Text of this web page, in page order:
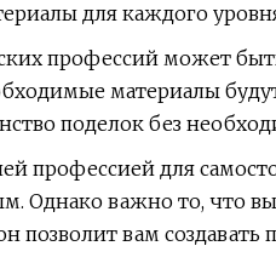
для каждого
профессий может
материалы
поделок без
профессией для
Однако важно то, что
позволит вам создавать